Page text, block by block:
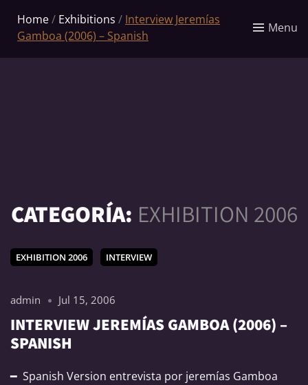
Home/ Exhibitions / Interview Jeremías
Gamboa (2006) – Spanish
Menu
CATEGORÍA: EXHIBITION 2006
EXHIBITION 2006 INTERVIEW
admin Jul 15, 2006
INTERVIEW JEREMÍAS GAMBOA (2006) –
SPANISH
━ Spanish Version entrevista por jeremías Gamboa